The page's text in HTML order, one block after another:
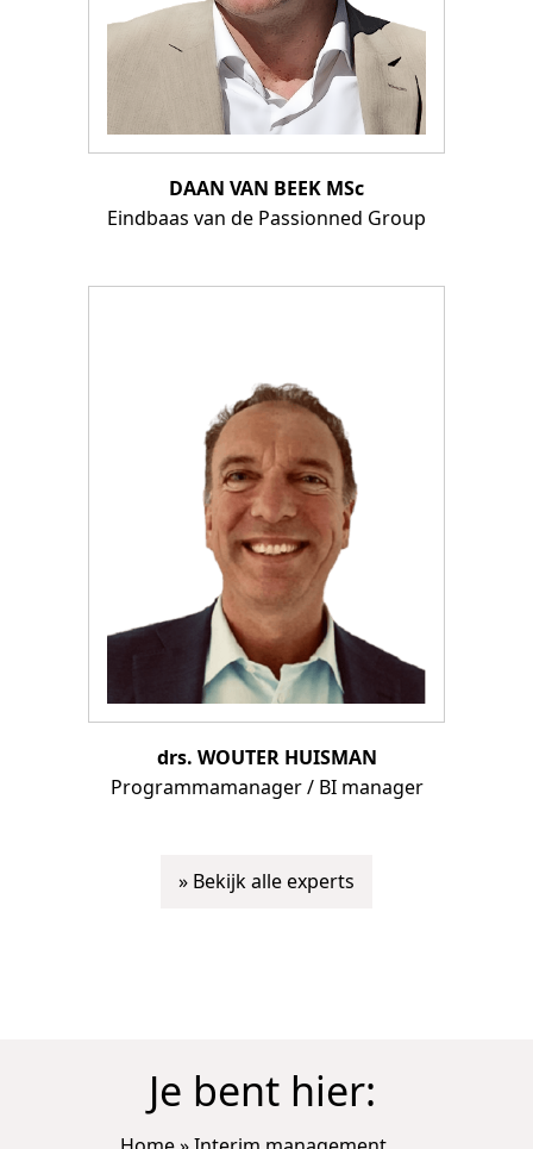
DAAN VAN BEEK MSc
Eindbaas van de Passionned Group
drs. WOUTER HUISMAN
Programmamanager / BI manager
» Bekijk alle experts
Je bent hier: